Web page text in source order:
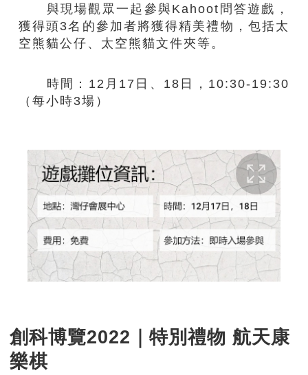
與現場觀眾一起參與Kahoot問答遊戲​，
獲得頭3名的參加者將獲得精美禮物，包括太
空熊貓公仔、太空熊貓文件夾等。
時間：12月17日、18日，10:30-19:30
​（每小時3場）​
創科博覽2022｜特別禮物 航天康
樂棋